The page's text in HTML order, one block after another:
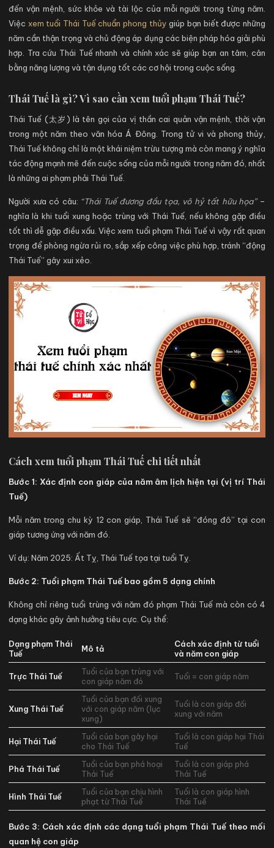
đến vận mệnh, sức khỏe và tài lộc của mỗi người trong từng năm.
Việc xem tuổi Thái Tuế chuẩn phong thủy giúp bạn biết được những
năm cần thận trọng và chủ động áp dụng các biện pháp hóa giải phù
hợp. Tra cứu Thái Tuế nhanh và chính xác sẽ giúp bạn an tâm, cân
bằng năng lượng và tận dụng tốt các cơ hội trong cuộc sống.
Thái Tuế là gì? Vì sao cần xem tuổi phạm Thái Tuế?
Thái Tuế (太岁) là tên gọi của vị thần cai quản vận mệnh, thời vận
trong một năm theo văn hóa Á Đông. Trong tử vi và phong thủy,
Thái Tuế không chỉ là một khái niệm trừu tượng mà còn mang ý nghĩa
tác động mạnh mẽ đến cuộc sống của mỗi người trong năm đó, nhất
là những ai phạm phải Thái Tuế.
Người xưa có câu: “Thái Tuế đương đầu tọa, vô hỷ tất hữu họa”–
nghĩa là khi tuổi xung hoặc trùng với Thái Tuế, nếu không gặp điều
tốt thì dễ gặp điều xấu. Việc xem tuổi phạm Thái Tuế vì vậy rất quan
trọng để phòng ngừa rủi ro, sắp xếp công việc phù hợp, tránh “động
Thái Tuế” gây xui xẻo.
Cách xem tuổi phạm Thái Tuế chi tiết nhất
Bước 1: Xác định con giáp của năm âm lịch hiện tại (vị trí Thái
Tuế)
Mỗi năm trong chu kỳ 12 con giáp, Thái Tuế sẽ “đóng đô” tại con
giáp tương ứng với năm đó.
Ví dụ: Năm 2025: Ất Tỵ, Thái Tuế tọa tại tuổi Tỵ.
Bước 2: Tuổi phạm Thái Tuế bao gồm 5 dạng chính
Không chỉ riêng tuổi trùng với năm đó phạm Thái Tuế mà còn có 4
dạng khác gây ảnh hưởng tiêu cực. Cụ thể:
Dạng phạm Thái
Tuế
Mô tả
Cách xác định từ tuổi
và năm con giáp
Trực Thái Tuế
Tuổi của bạn trùng với
con giáp năm đó
Tuổi = con giáp năm
Xung Thái Tuế
Tuổi của bạn đối xung
với con giáp năm (lục
xung)
Tuổi là con giáp đối
xung với năm
Hại Thái Tuế
Tuổi của bạn gây hại
cho Thái Tuế
Tuổi là con giáp hại Thái
Tuế
Phá Thái Tuế
Tuổi của bạn phá hoại
Thái Tuế
Tuổi là con giáp phá
Thái Tuế
Hình Thái Tuế
Tuổi của bạn chịu hình
phạt từ Thái Tuế
Tuổi là con giáp hình
Thái Tuế
Bước 3: Cách xác định các dạng tuổi phạm Thái Tuế theo mối
quan hệ con giáp